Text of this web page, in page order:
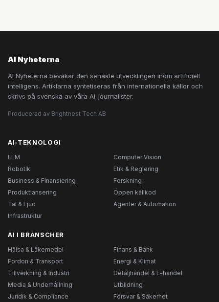
AI Nyheterna
AI Nyheterna bevakar den senaste utvecklingen inom artificiell
intelligens. Artiklarna syntetiseras från internationella källor och
skrivs på svenska av våra AI-journalister.
Producerad av Brightnest Tech AB
AI-TEKNOLOGI
LLM
Computer Vision
Robotik
Etik & Reglering
Business & Finansiering
Forskning
Produktlansering
Öppen källkod
Tal & Ljud
Agenter & Automation
Infrastruktur
AI I BRANSCHER
Hälsa & Läkemedel
Finans & Bank
Fordon & Transport
Energi & Klimat
Tillverkning & Industri
Detaljhandel & E-handel
Media & Underhållning
Utbildning
Juridik & Compliance
Försvar & Säkerhet